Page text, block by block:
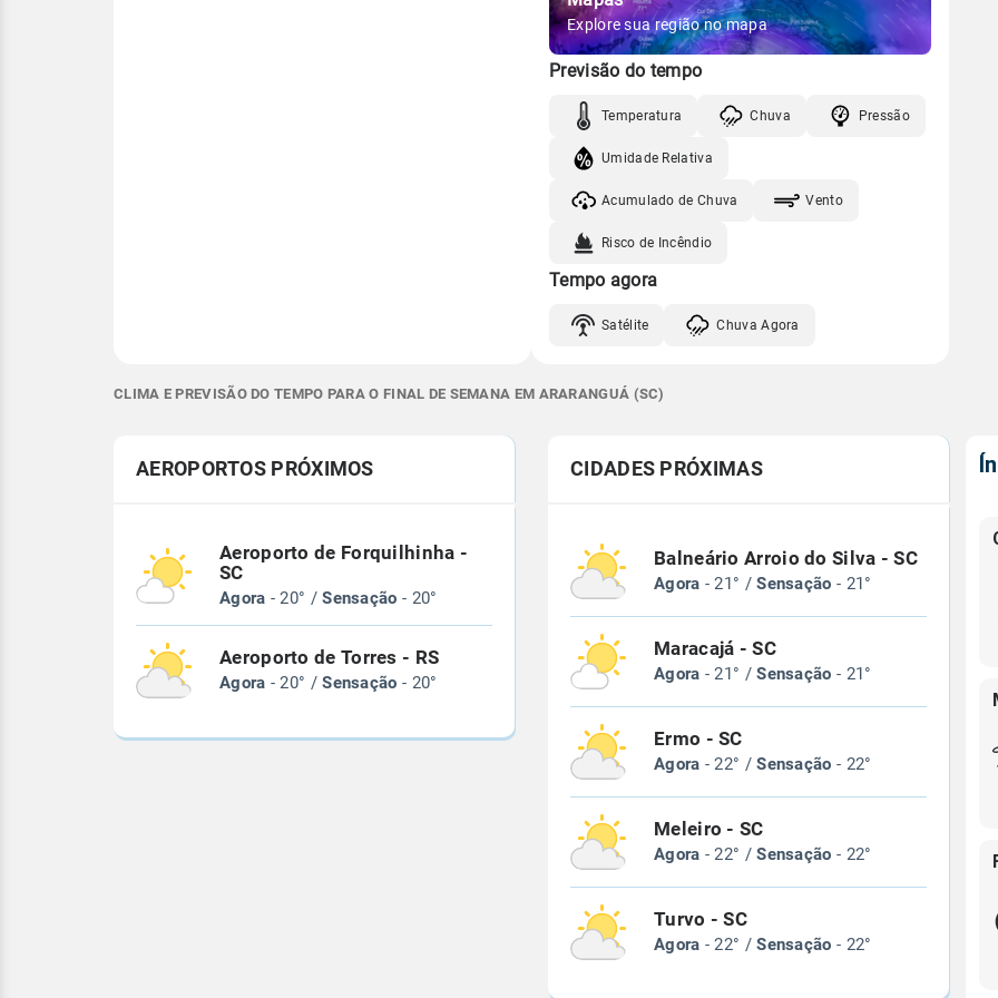
Explore sua região no mapa
Previsão do tempo
Temperatura Chuva Pressão
Umidade Relativa
Acumulado de Chuva Vento
Risco de Incêndio
Tempo agora
Satélite Chuva Agora
CLIMA E PREVISÃO DO TEMPO PARA O FINAL DE SEMANA EM ARARANGUÁ (SC)
AEROPORTOS PRÓXIMOS
Aeroporto de Forquilhinha -
SC
Agora - 20° /Sensação - 20°
Aeroporto de Torres - RS
Agora - 20° /Sensação - 20°
CIDADES PRÓXIMAS
Balneário Arroio do Silva - SC
Agora - 21° /Sensação - 21°
Maracajá - SC
Agora - 21° /Sensação - 21°
Ermo - SC
Agora - 22° /Sensação - 22°
Meleiro - SC
Agora - 22° /Sensação - 22°
Turvo - SC
Agora - 22° /Sensação - 22°